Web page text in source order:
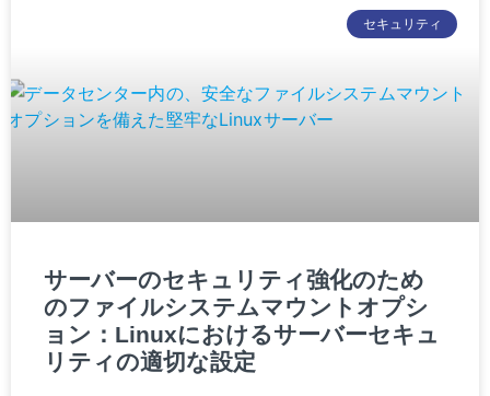
セキュリティ
サーバーのセキュリティ強化のため
のファイルシステムマウントオプシ
ョン：Linuxにおけるサーバーセキュ
リティの適切な設定